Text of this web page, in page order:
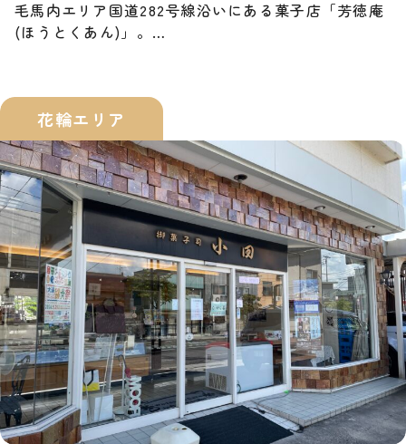
毛馬内エリア国道282号線沿いにある菓子店「芳徳庵
(ほうとくあん)」。…
花輪エリア